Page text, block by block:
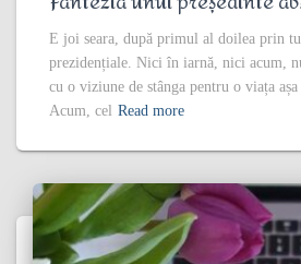
E joi seara, după primul al doilea prin
prezidențiale. Nici în iarnă, nici acum,
cu o viziune de stânga pentru o viața
Acum, cel Read more